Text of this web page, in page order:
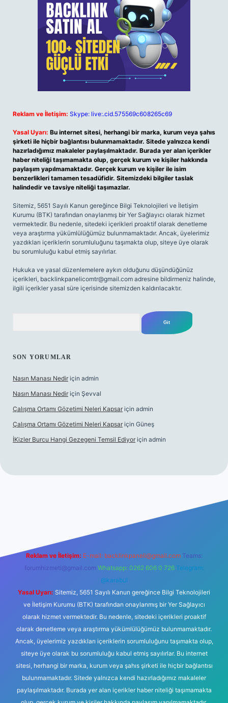
Reklam ve İletişim: Skype: live:.cid.575569c608265c69
Yasal Uyarı: Bu internet sitesi, herhangi bir marka, kurum veya şahıs
şirketi ile hiçbir bağlantısı bulunmamaktadır. Sitede yalnızca kendi
hazırladığımız makaleler paylaşılmaktadır. Burada yer alan içerikler
haber niteliği taşımamakta olup, gerçek kurum ve kişiler hakkında
paylaşım yapılmamaktadır. Gerçek kurum ve kişiler ile isim
benzerlikleri tamamen tesadüfidir. Sitemizdeki bilgiler taslak
halindedir ve tavsiye niteliği taşımazlar.
Sitemiz, 5651 Sayılı Kanun gereğince Bilgi Teknolojileri ve İletişim
Kurumu (BTK) tarafından onaylanmış bir Yer Sağlayıcı olarak hizmet
vermektedir. Bu nedenle, sitedeki içerikleri proaktif olarak denetleme
veya araştırma yükümlülüğümüz bulunmamaktadır. Ancak, üyelerimiz
yazdıkları içeriklerin sorumluluğunu taşımakta olup, siteye üye olarak
bu sorumluluğu kabul etmiş sayılırlar.
Hukuka ve yasal düzenlemelere aykırı olduğunu düşündüğünüz
içerikleri, backlinkpanelicomtr@gmail.com adresine bildirmeniz halinde,
ilgili içerikler yasal süre içerisinde sitemizden kaldırılacaktır.
SON YORUMLAR
Nasın Manası Nedir için admin
Nasın Manası Nedir için Şevval
Çalışma Ortamı Gözetimi Neleri Kapsar için admin
Çalışma Ortamı Gözetimi Neleri Kapsar için Güneş
İKizler Burcu Hangi Gezegeni Temsil Ediyor için admin
Reklam ve İletişim: E-mail: backlinkpaneli@gmail.com Teams:
forumhizmeti@gmail.com Whatsapp: 0262 606 0 726 Telegram:
@karabul
Yasal Uyarı: Sitemiz, 5651 Sayılı Kanun gereğince Bilgi Teknolojileri
ve İletişim Kurumu (BTK) tarafından onaylanmış bir Yer Sağlayıcı
olarak hizmet vermektedir. Bu nedenle, sitedeki içerikleri proaktif
olarak denetleme veya araştırma yükümlülüğümüz bulunmamaktadır.
Ancak, üyelerimiz yazdıkları içeriklerin sorumluluğunu taşımakta olup,
siteye üye olarak bu sorumluluğu kabul etmiş sayılırlar. Bu internet
sitesi, herhangi bir marka, kurum veya şahıs şirketi ile hiçbir bağlantısı
bulunmamaktadır. Sitede yalnızca kendi hazırladığımız makaleler
paylaşılmaktadır. Burada yer alan içerikler haber niteliği taşımamakta